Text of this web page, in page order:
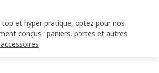
top et hyper pratique, optez pour nos
conçus : paniers, portes et autres